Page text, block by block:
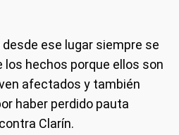
ese lugar siempre se
los hechos porque ellos son
afectados y también
haber perdido pauta
Clarín.